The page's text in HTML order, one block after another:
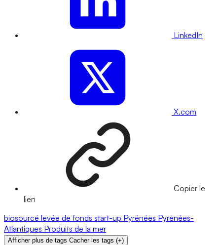
LinkedIn
X.com
Copier le
lien
biosourcé levée de fonds start-up Pyrénées Pyrénées-
Atlantiques Produits de la mer
Afficher plus de tags Cacher les tags (+)